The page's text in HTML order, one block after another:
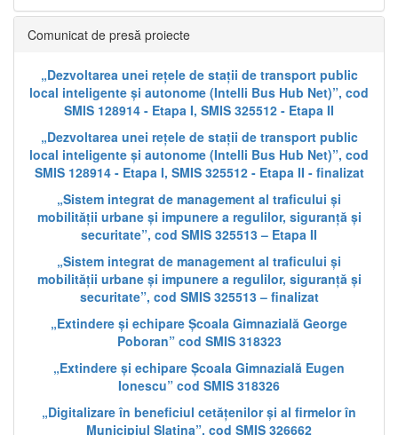
Comunicat de presă proiecte
„Dezvoltarea unei rețele de stații de transport public
local inteligente și autonome (Intelli Bus Hub Net)”, cod
SMIS 128914 - Etapa I, SMIS 325512 - Etapa II
„Dezvoltarea unei rețele de stații de transport public
local inteligente și autonome (Intelli Bus Hub Net)”, cod
SMIS 128914 - Etapa I, SMIS 325512 - Etapa II - finalizat
„Sistem integrat de management al traficului și
mobilității urbane și impunere a regulilor, siguranță și
securitate”, cod SMIS 325513 – Etapa II
„Sistem integrat de management al traficului și
mobilității urbane și impunere a regulilor, siguranță și
securitate”, cod SMIS 325513 – finalizat
„Extindere și echipare Școala Gimnazială George
Poboran” cod SMIS 318323
„Extindere și echipare Școala Gimnazială Eugen
Ionescu” cod SMIS 318326
„Digitalizare în beneficiul cetățenilor și al firmelor în
Municipiul Slatina”, cod SMIS 326662